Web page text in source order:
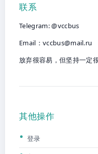
联系
Telegram: @vccbus
Email： vccbus@mail.ru
放弃很容易，但坚持一定
其他操作
登录